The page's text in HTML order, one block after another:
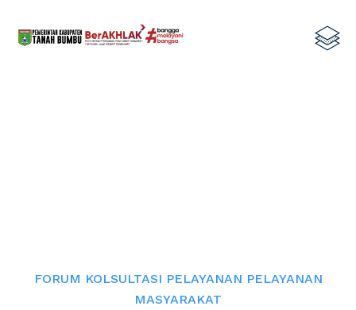
FORUM KOLSULTASI PELAYANAN PELAYANAN
MASYARAKAT